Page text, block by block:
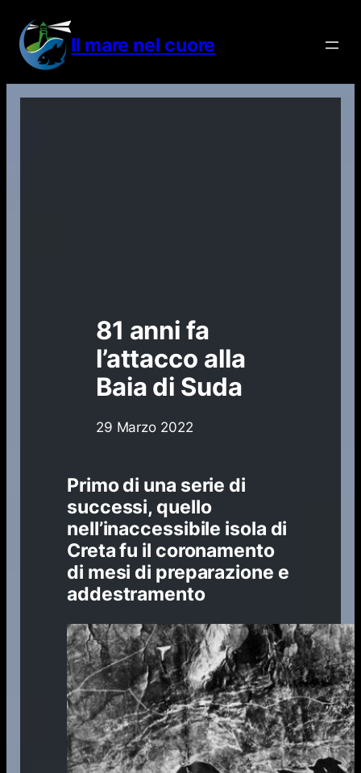
contenuto
Il mare nel cuore
81 anni fa
l’attacco alla
Baia di Suda
29 Marzo 2022
Primo di una serie di
successi, quello
nell’inaccessibile isola di
Creta fu il coronamento
di mesi di preparazione e
addestramento